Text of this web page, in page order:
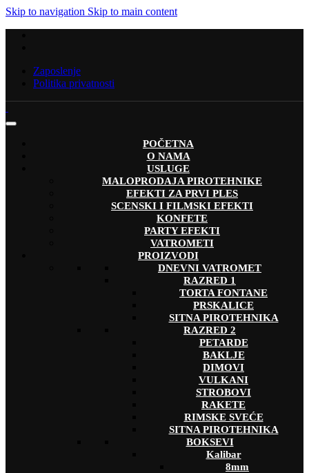
Skip to navigation Skip to main content
Zaposlenje
Politika privatnosti
POČETNA
O NAMA
USLUGE
MALOPRODAJA PIROTEHNIKE
EFEKTI ZA PRVI PLES
SCENSKI I FILMSKI EFEKTI
KONFETE
PARTY EFEKTI
VATROMETI
PROIZVODI
DNEVNI VATROMET
RAZRED 1
TORTA FONTANE
PRSKALICE
SITNA PIROTEHNIKA
RAZRED 2
PETARDE
BAKLJE
DIMOVI
VULKANI
STROBOVI
RAKETE
RIMSKE SVEĆE
SITNA PIROTEHNIKA
BOKSEVI
Kalibar
8mm